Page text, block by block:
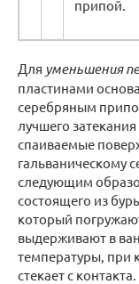
припой.
Для уменьшения
пластинами
серебряным
лучшего
спаиваемые
гальваническому
следующим
состоящего из
который
выдерживают в
температуры, при
стекает с